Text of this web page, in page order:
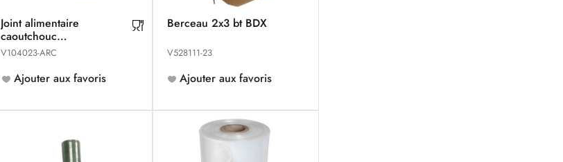
Joint alimentaire
caoutchouc
d'augmentation-réduction
V104023-ARC
Ajouter aux favoris
Berceau 2x3 bt BDX
V528111-23
Ajouter aux favoris